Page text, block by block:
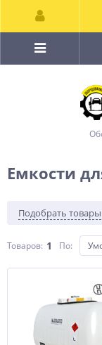
Емкости
Подобрать
Товаров: 1 По: